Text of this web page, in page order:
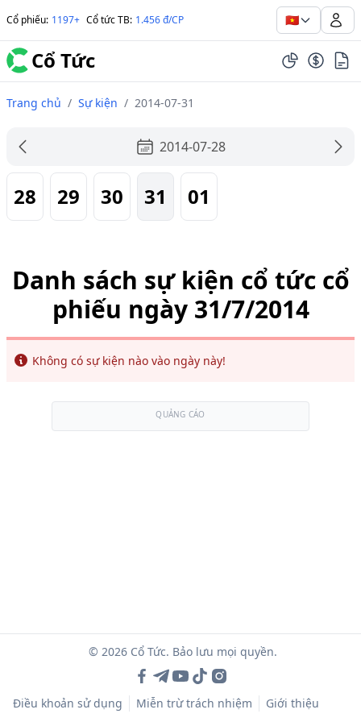
Cổ phiếu: 1197+ Cổ tức TB: 1.456 đ/CP 🇻🇳
Cổ Tức
Trang chủ / Sự kiện / 2014-07-31
2014-07-28
28 29 30 31 01
Danh sách sự kiện cổ tức cổ
phiếu ngày 31/7/2014
Info
Không có sự kiện nào vào ngày này!
QUẢNG CÁO
© 2026 Cổ Tức. Bảo lưu mọi quyền.
Điều khoản sử dụng Miễn trừ trách nhiệm Giới thiệu